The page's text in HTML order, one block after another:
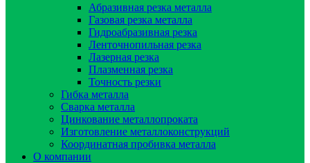
Абразивная резка металла
Газовая резка металла
Гидроaбразивная резка
Ленточнопильная резка
Лазерная резка
Плазменная резка
Точность резки
Гибка металла
Сварка металла
Цинкование металлопроката
Изготовление металлоконструкций
Координатная пробивка металла
О компании